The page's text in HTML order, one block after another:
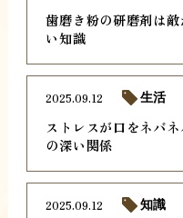
歯磨き粉の研磨剤は
い知識
ストレスが口をネバ
の深い関係
2025.09.12 生活
2025.09.12 知識